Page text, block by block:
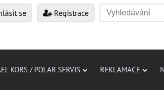
se Registrace
KORS / POLAR SERVIS REKLAMACE